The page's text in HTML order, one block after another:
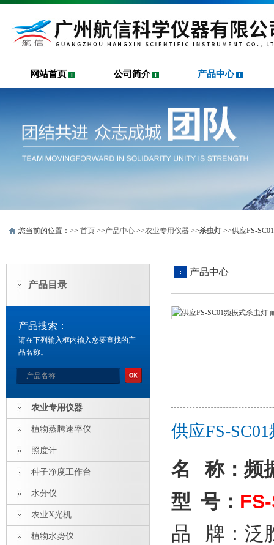
网站首页 公司简介 产品中心
您当前的位置：>> 首页 >>产品中心 >>农业专用仪器 >>杀虫灯>>供应FS-
产品目录
产品搜索：
请在下列输入框内输入您要查找的产
品名称。
农业专用仪器
植物蒸腾速率仪
照度计
种子净度工作台
水分仪
农业X光机
植物水势仪
产品中心
供应FS-
名
称：频
型 号：
品 牌：泛